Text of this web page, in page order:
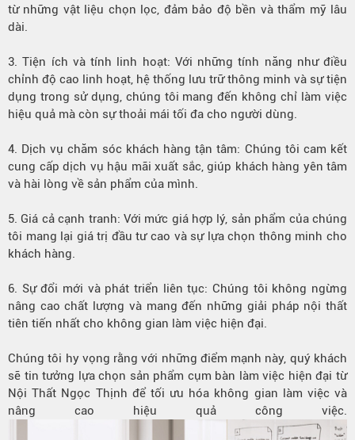
từ những vật liệu chọn lọc, đảm bảo độ bền và thẩm mỹ lâu
dài.
3. Tiện ích và tính linh hoạt: Với những tính năng như điều
chỉnh độ cao linh hoạt, hệ thống lưu trữ thông minh và sự tiện
dụng trong sử dụng, chúng tôi mang đến không chỉ làm việc
hiệu quả mà còn sự thoải mái tối đa cho người dùng.
4. Dịch vụ chăm sóc khách hàng tận tâm: Chúng tôi cam kết
cung cấp dịch vụ hậu mãi xuất sắc, giúp khách hàng yên tâm
và hài lòng về sản phẩm của mình.
5. Giá cả cạnh tranh: Với mức giá hợp lý, sản phẩm của chúng
tôi mang lại giá trị đầu tư cao và sự lựa chọn thông minh cho
khách hàng.
6. Sự đổi mới và phát triển liên tục: Chúng tôi không ngừng
nâng cao chất lượng và mang đến những giải pháp nội thất
tiên tiến nhất cho không gian làm việc hiện đại.
Chúng tôi hy vọng rằng với những điểm mạnh này, quý khách
sẽ tin tưởng lựa chọn sản phẩm cụm bàn làm việc hiện đại từ
Nội Thất Ngọc Thịnh để tối ưu hóa không gian làm việc và
nâng cao hiệu quả công việc.